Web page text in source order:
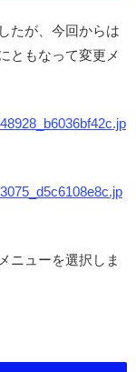
たが、今回からは
ともなって変更メ
ニューを選択しま